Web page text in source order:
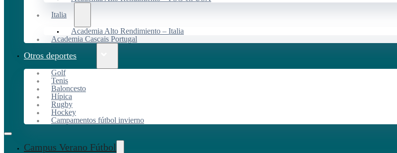
Italia
Academia Alto Rendimiento – Italia
Academia Cascais Portugal
Otros deportes
Golf
Tenis
Baloncesto
Hípica
Rugby
Hockey
Campamentos fútbol invierno
Campus Verano Fútbol